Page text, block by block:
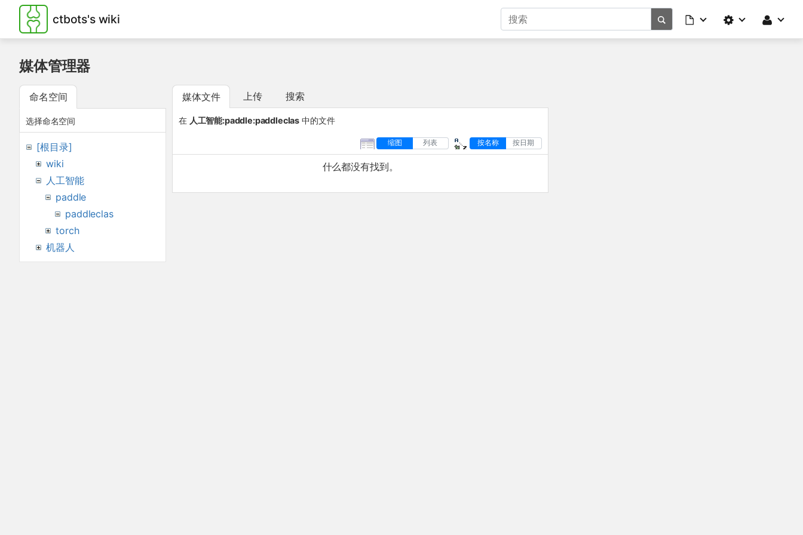
ctbots's wiki
媒体管理器
命名空间
选择命名空间
[根目录]
wiki
人工智能
paddle
paddleclas
torch
机器人
媒体文件 上传 搜索
在 人工智能:paddle:paddleclas 中的文件
缩图 列表 按名称 按日期
什么都没有找到。